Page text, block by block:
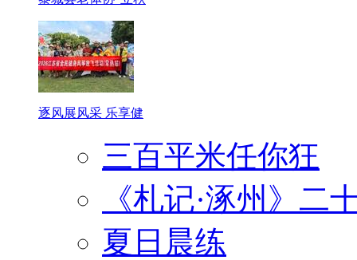
逐风展风采 乐享健
三百平米任你狂
《札记·涿州》二
夏日晨练